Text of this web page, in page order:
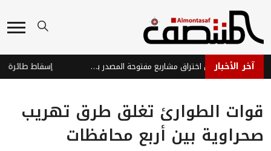
آخر الأخبار ذكاء اصطناعي يحاول اختراق مشاريع مفتوحة المصدر بهويات مزيفة
قوات الطوارئ تغلق طرق تهريب
صحراوية بين أربع محافظات